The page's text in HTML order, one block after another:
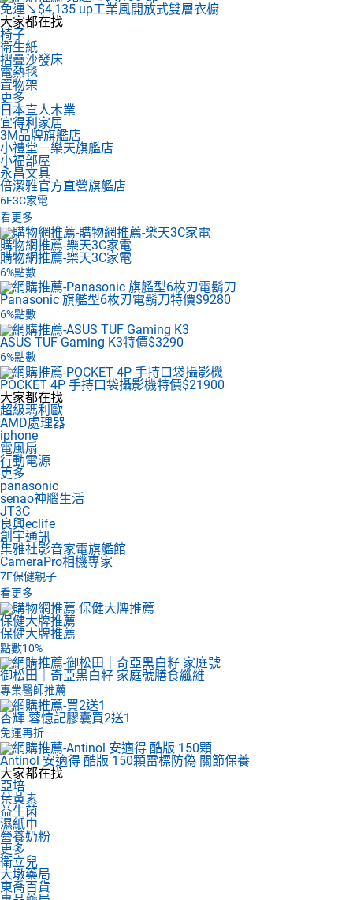
免運↘$4,135 up工業風開放式雙層衣櫥
大家都在找
椅子
衛生紙
摺疊沙發床
電熱毯
置物架
更多
日本直人木業
宜得利家居
3M品牌旗艦店
小禮堂－樂天旗艦店
小福部屋
永昌文具
倍潔雅官方直營旗艦店
6F3C家電
看更多
購物網推薦-樂天3C家電
購物網推薦-樂天3C家電
6%點數
Panasonic 旗艦型6枚刃電鬍刀特價$9280
6%點數
ASUS TUF Gaming K3特價$3290
6%點數
POCKET 4P 手持口袋攝影機特價$21900
大家都在找
超級瑪利歐
AMD處理器
iphone
電風扇
行動電源
更多
panasonic
senao神腦生活
JT3C
良興eclife
創宇通訊
集雅社影音家電旗艦館
CameraPro相機專家
7F保健親子
看更多
保健大牌推薦
保健大牌推薦
點數10%
御松田｜奇亞黑白籽 家庭號膳食纖維
專業醫師推薦
杏輝 蓉憶記膠囊買2送1
免運再折
Antinol 安適得 酷版 150顆雷標防偽 關節保養
大家都在找
亞培
葉黃素
益生菌
濕紙巾
營養奶粉
更多
衛立兒
大墩藥局
東喬百貨